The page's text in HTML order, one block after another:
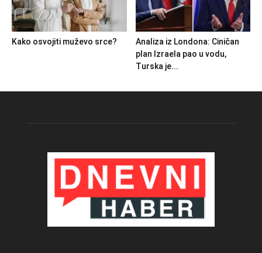
Kako osvojiti muževo srce?
Analiza iz Londona: Ciničan
plan Izraela pao u vodu,
Turska je...